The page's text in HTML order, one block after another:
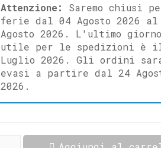
Attenzione:
Saremo chiusi
ferie dal 04 Agosto 2026 al
Agosto 2026. L'ultimo
utile per le spedizioni è
Luglio 2026. Gli ordini
evasi a partire dal 24
2026.